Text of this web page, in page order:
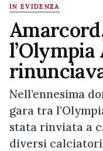
IN EVIDENZA
l’Olympia
Nell’ennesima
gara tra
stata rinviata a
diversi calciatori